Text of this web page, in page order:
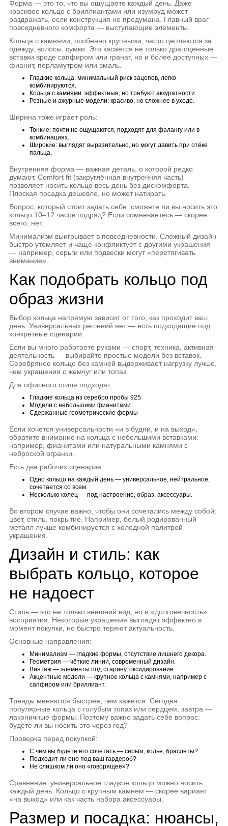
Форма — это то, что вы ощущаете каждый день. Даже
красивое кольцо с бриллиантами или изумруд может
раздражать, если конструкция не продумана. Главный враг
повседневного комфорта — выступающие элементы.
Кольца с камнями, особенно крупными, часто цепляются за
одежду, волосы, сумки. Это касается не только драгоценные
вставки вроде сапфиром или гранат, но и более доступных —
фианит, перламутром или эмаль.
Гладкие кольца: минимальный риск зацепов, легко
комбинируются.
Кольца с камнями: эффектные, но требуют аккуратности.
Резные и ажурные модели: красиво, но сложнее в уходе.
Ширина тоже играет роль:
Тонкие: почти не ощущаются, подходят для фалангу или в
комбинациях.
Широкие: выглядят выразительно, но могут давить при отёке
пальца.
Внутренняя форма — важная деталь, о которой редко
думают. Comfort fit (закруглённая внутренняя часть)
позволяет носить кольцо весь день без дискомфорта.
Плоская посадка дешевле, но может натирать.
Вопрос, который стоит задать себе: сможете ли вы носить это
кольцо 10–12 часов подряд? Если сомневаетесь — скорее
всего, нет.
Минимализм выигрывает в повседневности. Сложный дизайн
быстро утомляет и чаще конфликтует с другими украшения
— например, серьги или подвески могут «перетягивать
внимание».
Как подобрать кольцо под
образ жизни
Выбор кольца напрямую зависит от того, как проходит ваш
день. Универсальных решений нет — есть подходящие под
конкретные сценарии.
Если вы много работаете руками — спорт, техника, активная
деятельность — выбирайте простые модели без вставок.
Серебряное кольцо без камней выдерживает нагрузку лучше,
чем украшения с жемчуг или топаз.
Для офисного стиля подходят:
Гладкие кольца из серебро пробы 925
Модели с небольшими фианитами
Сдержанные геометрические формы
Если хочется универсальности «и в будни, и на выход»,
обратите внимание на кольца с небольшими вставками:
например, фианитами или натуральными камнями с
неброской огранки.
Есть два рабочих сценария:
Одно кольцо на каждый день — универсальное, нейтральное,
сочетается со всем.
Несколько колец — под настроение, образ, аксессуары.
Во втором случае важно, чтобы они сочетались между собой:
цвет, стиль, покрытие. Например, белый родированный
металл лучше комбинируется с холодной палитрой
украшения.
Дизайн и стиль: как
выбрать кольцо, которое
не надоест
Стиль — это не только внешний вид, но и «долговечность»
восприятия. Некоторые украшения выглядят эффектно в
момент покупки, но быстро теряют актуальность.
Основные направления:
Минимализм — гладкие формы, отсутствие лишнего декора.
Геометрия — чёткие линии, современный дизайн.
Винтаж — элементы под старину, оксидирование.
Акцентные модели — крупное кольца с камнями, например с
сапфиром или бриллиант.
Тренды меняются быстрее, чем кажется. Сегодня
популярные кольца с голубым топаз или сердцем, завтра —
лаконичные формы. Поэтому важно задать себе вопрос:
будете ли вы носить это через год?
Проверка перед покупкой:
С чем вы будете его сочетать — серьги, колье, браслеты?
Подходит ли оно под ваш гардероб?
Не слишком ли оно «говорящее»?
Сравнение: универсальное гладкое кольцо можно носить
каждый день. Кольцо с крупным камнем — скорее вариант
«на выход» или как часть набора аксессуары.
Размер и посадка: нюансы,